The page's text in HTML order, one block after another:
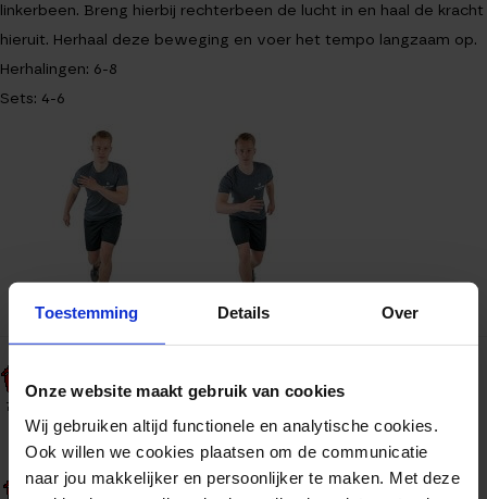
Toestemming Details Over
Onze website maakt gebruik van cookies
Wij gebruiken altijd functionele en analytische cookies.
Ook willen we cookies plaatsen om de communicatie
naar jou makkelijker en persoonlijker te maken. Met deze
linkerbeen. Breng hierbij rechterbeen de lucht in en haal de kracht
hieruit. Herhaal deze beweging en voer het tempo langzaam op.
Herhalingen: 6-8
Sets: 4-6